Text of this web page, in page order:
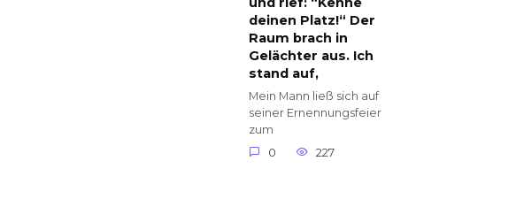
deinen Platz!“ Der
Raum brach in
Gelächter aus. Ich
stand auf,
Mein Mann ließ sich auf
seiner Ernennungsfeier
zum
0
227